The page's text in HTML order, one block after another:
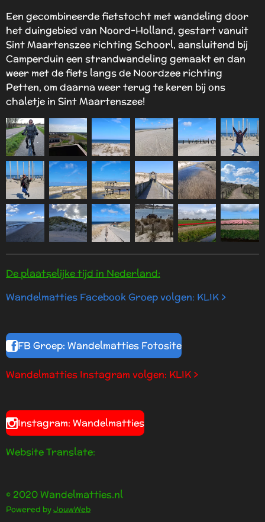
Een gecombineerde fietstocht met wandeling door
het duingebied van Noord-Holland, gestart vanuit
Sint Maartenszee richting Schoorl, aansluitend bij
Camperduin een strandwandeling gemaakt en dan
weer met de fiets langs de Noordzee richting
Petten, om daarna weer terug te keren bij ons
chaletje in Sint Maartenszee!
De plaatselijke tijd in Nederland:
Wandelmatties Facebook Groep volgen: KLIK >
FB Groep: Wandelmatties Fotosite
Wandelmatties Instagram volgen: KLIK >
Instagram: Wandelmatties
Website Translate:
© 2020 Wandelmatties.nl
Powered byJouwWeb